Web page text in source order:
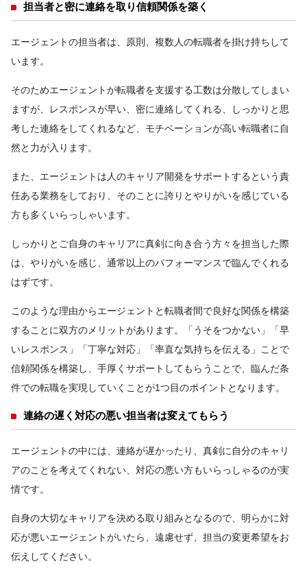
担当者と密に連絡を取り信頼関係を築く
エージェントの担当者は、原則、複数人の転職者を掛け持ちして
います。
そのためエージェントが転職者を支援する工数は分散してしまい
ますが、レスポンスが早い、密に連絡してくれる、しっかりと思
考した連絡をしてくれるなど、モチベーションが高い転職者に自
然と力が入ります。
また、エージェントは人のキャリア開発をサポートするという責
任ある業務をしており、そのことに誇りとやりがいを感じている
方も多くいらっしゃいます。
しっかりとご自身のキャリアに真剣に向き合う方々を担当した際
は、やりがいを感じ、通常以上のパフォーマンスで臨んでくれる
はずです。
このような理由からエージェントと転職者間で良好な関係を構築
することに双方のメリットがあります。「うそをつかない」「早
いレスポンス」「丁寧な対応」「率直な気持ちを伝える」ことで
信頼関係を構築し、手厚くサポートしてもらうことで、臨んだ条
件での転職を実現していくことが1つ目のポイントとなります。
連絡の遅く対応の悪い担当者は変えてもらう
エージェントの中には、連絡が遅かったり、真剣に自分のキャリ
アのことを考えてくれない、対応の悪い方もいらっしゃるのが実
情です。
自身の大切なキャリアを決める取り組みとなるので、明らかに対
応が悪いエージェントがいたら、遠慮せず、担当の変更希望をお
伝えしてください。